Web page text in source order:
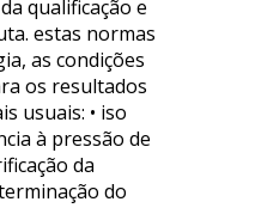
qualificação e
estas normas
as condições
os resultados
usuais: • iso
à pressão de
da
do